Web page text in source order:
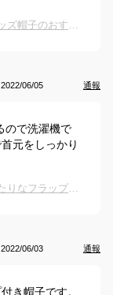
夏の熱中症対策にも！接触冷感のひんやりキッズ帽子のおすすめは？
2022/06/05 通報
ので洗濯機で
元をしっかり
【キッズ】夏に使いたい！日よけ対策にぴったりなフラップ付き帽子のおすすめは？
2022/06/03 通報
き帽子です。